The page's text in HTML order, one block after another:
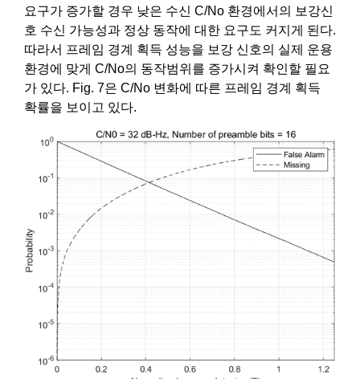
요구가 증가할 경우 낮은 수신 C/No 환경에서의 보강신
호 수신 가능성과 정상 동작에 대한 요구도 커지게 된다.
따라서 프레임 경계 획득 성능을 보강 신호의 실제 운용
환경에 맞게 C/No의 동작범위를 증가시켜 확인할 필요
가 있다. Fig. 7은 C/No 변화에 따른 프레임 경계 획득
확률을 보이고 있다.